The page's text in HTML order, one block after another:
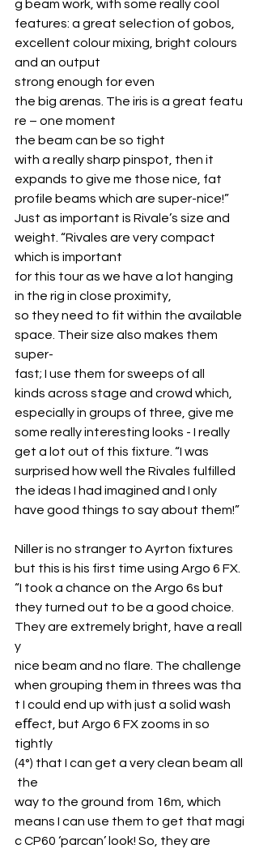
g beam work, with some really cool
features: a great selection of gobos,
excellent colour mixing, bright colours
and an output
strong enough for even
the big arenas. The iris is a great featu
re – one moment
the beam can be so tight
with a really sharp pinspot, then it
expands to give me those nice, fat
profile beams which are super-nice!”
Just as important is Rivale’s size and
weight. “Rivales are very compact
which is important
for this tour as we have a lot hanging
in the rig in close proximity,
so they need to fit within the available
space. Their size also makes them
super-
fast; I use them for sweeps of all
kinds across stage and crowd which,
especially in groups of three, give me
some really interesting looks - I really
get a lot out of this fixture. “I was
surprised how well the Rivales fulfilled
the ideas I had imagined and I only
have good things to say about them!”
Niller is no stranger to Ayrton fixtures
but this is his first time using Argo 6 FX.
“I took a chance on the Argo 6s but
they turned out to be a good choice.
They are extremely bright, have a reall
y
nice beam and no flare. The challenge
when grouping them in threes was tha
t I could end up with just a solid wash
eﬀect, but Argo 6 FX zooms in so
tightly
(4°) that I can get a very clean beam all
the
way to the ground from 16m, which
means I can use them to get that magi
c CP60 ‘parcan’ look! So, they are